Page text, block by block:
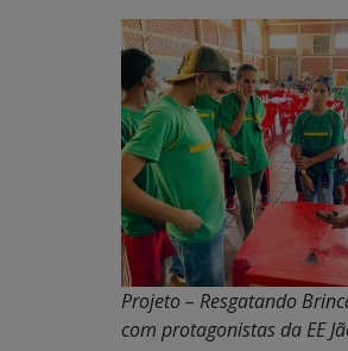
Projeto – Resgatando
com protagonistas da EE